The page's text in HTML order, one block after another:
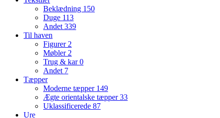
Beklædning 150
Duge 113
Andet339
Til haven
Figurer2
Møbler2
Trug & kar0
Andet 7
Tæpper
Moderne tæpper 149
Ægte orientalske tæpper33
Uklassificerede 87
Ure